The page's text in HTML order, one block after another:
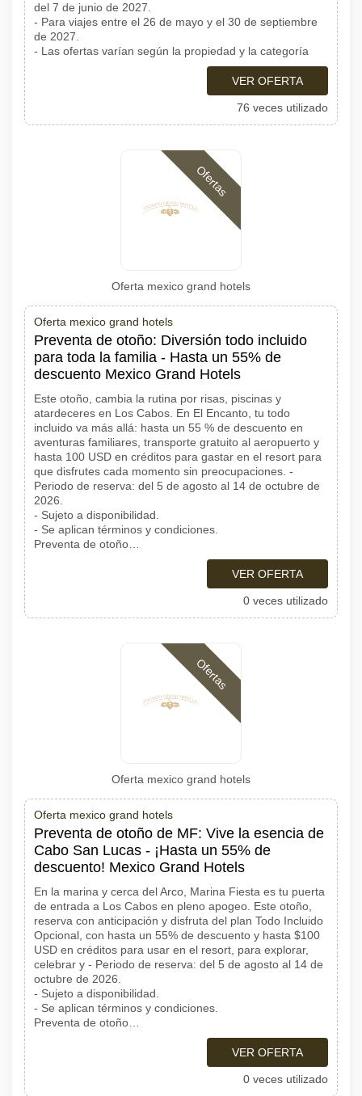
del 7 de junio de 2027.
- Para viajes entre el 26 de mayo y el 30 de septiembre
de 2027.
- Las ofertas varían según la propiedad y la categoría
VER OFERTA
76 veces utilizado
Ofertas
Oferta mexico grand hotels
Oferta mexico grand hotels
Preventa de otoño: Diversión todo incluido
para toda la familia - Hasta un 55% de
descuento Mexico Grand Hotels
Este otoño, cambia la rutina por risas, piscinas y
atardeceres en Los Cabos. En El Encanto, tu todo
incluido va más allá: hasta un 55 % de descuento en
aventuras familiares, transporte gratuito al aeropuerto y
hasta 100 USD en créditos para gastar en el resort para
que disfrutes cada momento sin preocupaciones. -
Periodo de reserva: del 5 de agosto al 14 de octubre de
2026.
- Sujeto a disponibilidad.
- Se aplican términos y condiciones.
Preventa de otoño…
VER OFERTA
0 veces utilizado
Ofertas
Oferta mexico grand hotels
Oferta mexico grand hotels
Preventa de otoño de MF: Vive la esencia de
Cabo San Lucas - ¡Hasta un 55% de
descuento! Mexico Grand Hotels
En la marina y cerca del Arco, Marina Fiesta es tu puerta
de entrada a Los Cabos en pleno apogeo. Este otoño,
reserva con anticipación y disfruta del plan Todo Incluido
Opcional, con hasta un 55% de descuento y hasta $100
USD en créditos para usar en el resort, para explorar,
celebrar y - Periodo de reserva: del 5 de agosto al 14 de
octubre de 2026.
- Sujeto a disponibilidad.
- Se aplican términos y condiciones.
Preventa de otoño…
VER OFERTA
0 veces utilizado